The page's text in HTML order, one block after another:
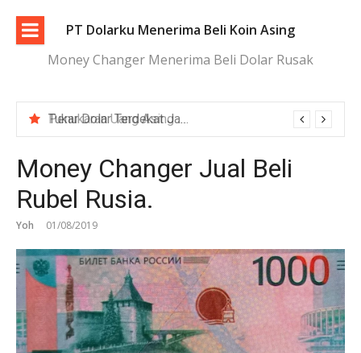
konten
PT Dolarku Menerima Beli Koin Asing
Money Changer Menerima Beli Dolar Rusak
Tukar Dolar Terdekat Jakarta dengan Proses Cepat dan Aman
Money Changer Jual Beli
Rubel Rusia.
Yoh 01/08/2019